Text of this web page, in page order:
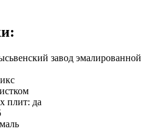
завод эмалированной
плит: да